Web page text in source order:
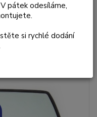
pátek odesíláme,
si rychlé dodání